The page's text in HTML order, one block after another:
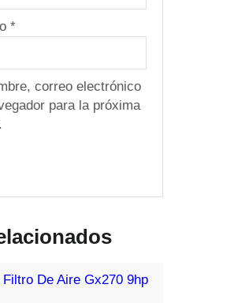
*
correo electrónico
para la próxima